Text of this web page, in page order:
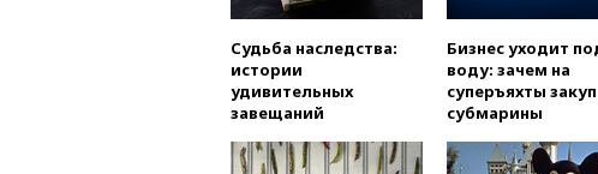
Судьба наследства:
истории
удивительных
завещаний
Бизнес уходит
воду: зачем на
суперъяхты
субмарины